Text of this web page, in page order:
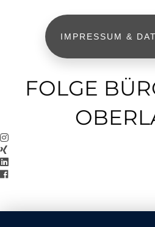
IMPRESSUM &
FOLGE